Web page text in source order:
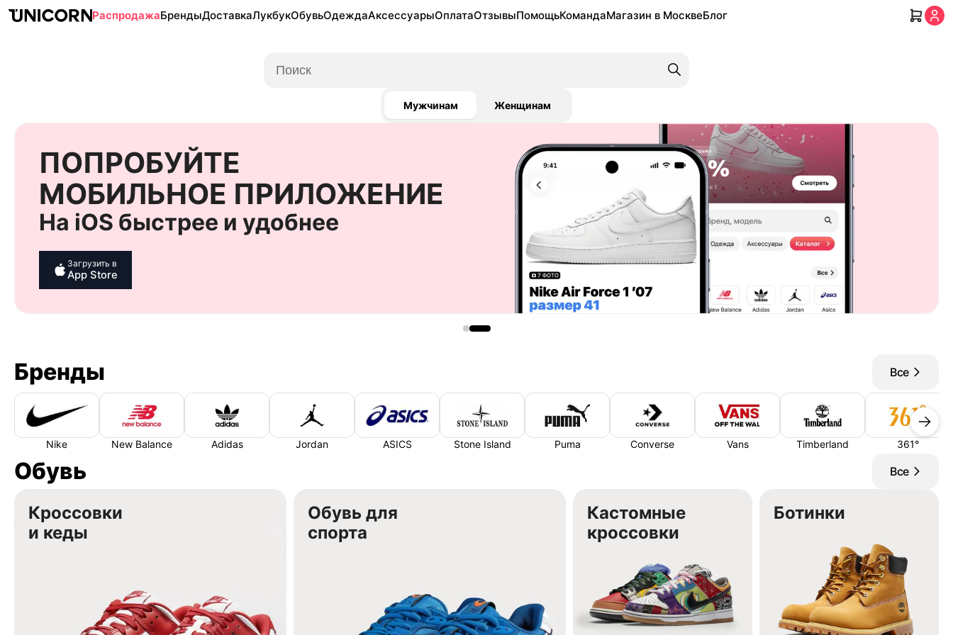
РаспродажаБрендыДоставкаЛукбукОбувьОдеждаАксессуарыОплатаОтзывыПомощьКомандаМагазин в МосквеБлог
Поиск
Мужчинам Женщинам
ЗАПУСТИЛИ БАЙЕР-
СЕРВИС
Привезёмлюбой товар
по скрину или ссылке
Подробнее
Бренды Все
Nike New Balance Adidas Jordan ASICS Stone Island Puma Converse Vans Timberland 361°
Обувь Все
Кроссовки
и кеды
Обувь для
спорта
Кастомные
кроссовки
Ботинки